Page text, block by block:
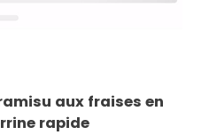
aux fraises en
rapide